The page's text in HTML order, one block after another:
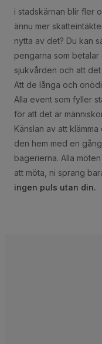
i stadskärnan blir fler
ännu mer
nytta av det? Du kan
pengarna som betalar
sjukvården och att
Att de långa och
Alla event som fyller
för att det är
Känslan av att
den hem med en
bagerierna. Alla
att möta, ni sprang
ingen puls utan din.